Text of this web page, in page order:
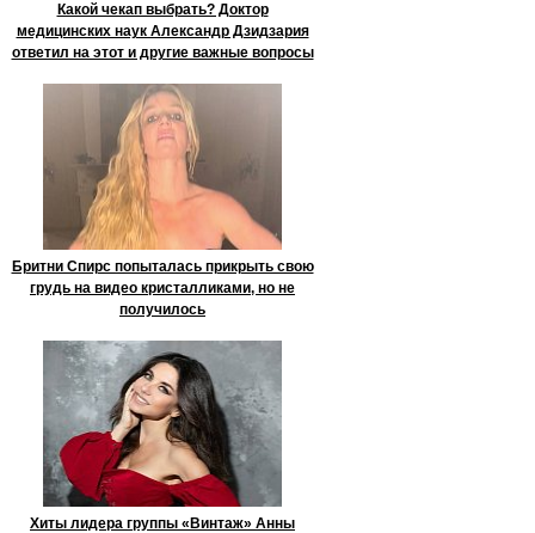
Какой чекап выбрать? Доктор
медицинских наук Александр Дзидзария
ответил на этот и другие важные вопросы
Бритни Спирс попыталась прикрыть свою
грудь на видео кристалликами, но не
получилось
Хиты лидера группы «Винтаж» Анны